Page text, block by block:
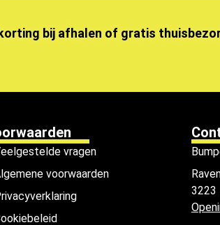
bij afhalen of gratis
vragen
voorwaarden
3223